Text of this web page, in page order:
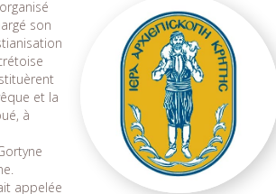
son
et la
à
appelée